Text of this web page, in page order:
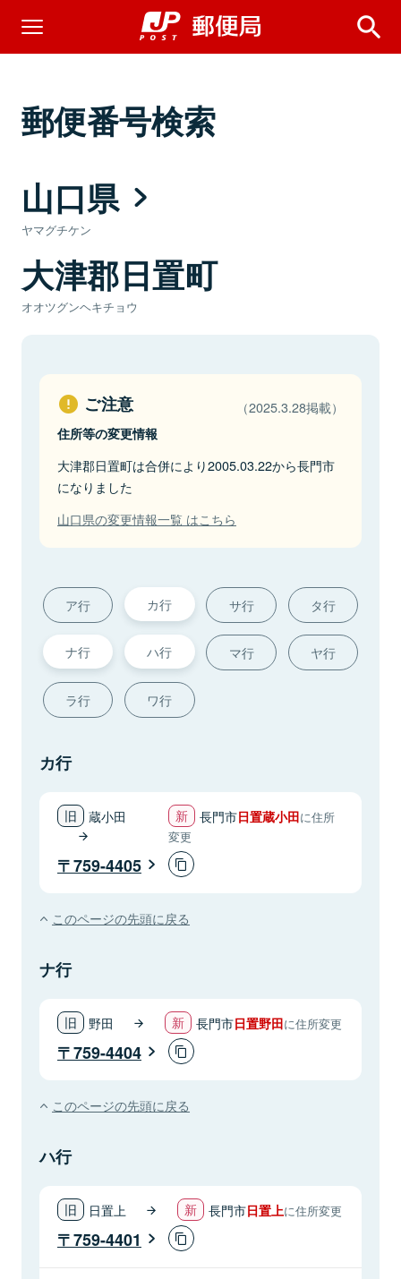
郵便番号検索
山口県
ヤマグチケン
大津郡日置町
オオツグンヘキチョウ
ご注意 （2025.3.28掲載）
住所等の変更情報
大津郡日置町は合併により2005.03.22から長門市
になりました
山口県の変更情報一覧 はこちら
ア行 カ行 サ行 タ行
ナ行 ハ行 マ行 ヤ行
ラ行 ワ行
カ行
蔵小田 長門市日置蔵小田に住所
変更
759-4405
このページの先頭に戻る
ナ行
野田 長門市日置野田に住所変更
759-4404
このページの先頭に戻る
ハ行
日置上 長門市日置上に住所変更
759-4401